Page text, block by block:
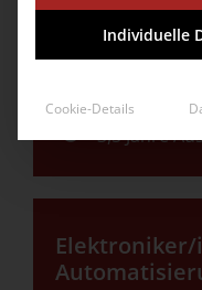
oder Mittlere
3,5 Jahre
Individuelle
Cookie-Details